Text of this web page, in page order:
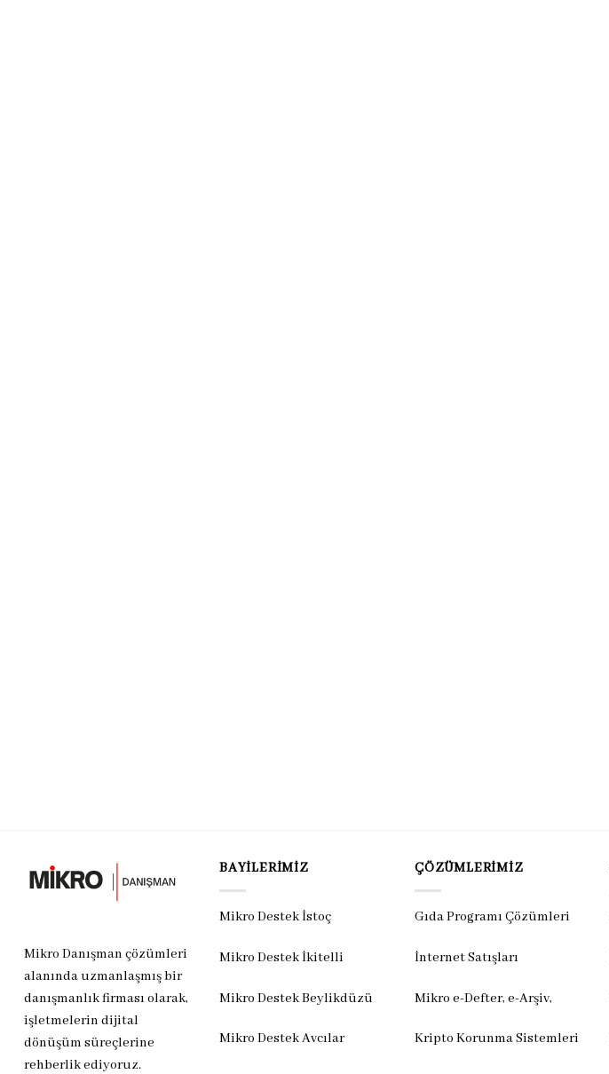
Mikro Danışman çözümleri
alanında uzmanlaşmış bir
danışmanlık firması olarak,
işletmelerin dijital
dönüşüm süreçlerine
rehberlik ediyoruz.
BAYILERIMIZ
Mikro Destek İstoç
Mikro Destek İkitelli
Mikro Destek Beylikdüzü
Mikro Destek Avcılar
ÇÖZÜMLERIMIZ
Gıda Programı Çözümleri
İnternet Satışları
Mikro e-Defter, e-Arşiv,
Kripto Korunma Sistemleri